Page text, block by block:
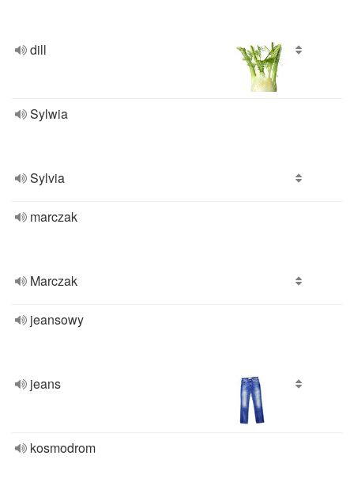
dill
Sylwia
Sylvia
marczak
Marczak
jeansowy
jeans
kosmodrom